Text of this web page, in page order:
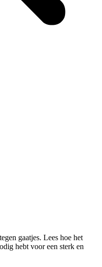
gaatjes. Lees hoe het
hebt voor een sterk en